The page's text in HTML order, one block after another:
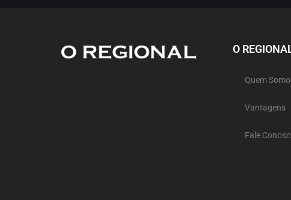
O
Quem
Vantagens
Fale